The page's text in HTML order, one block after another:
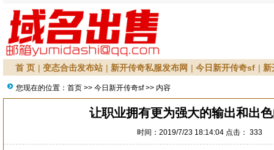
首 页 | 变态合击发布站 | 新开传奇私服发布网 | 今日新开传奇sf | 新
您现在的位置： 首页 >> 今日新开传奇sf>> 内容
让职业拥有更为强大的输出和出
时间：2019/7/23 18:14:04 点击： 333